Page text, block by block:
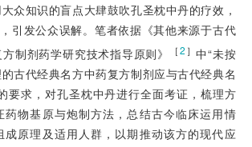
众知识的盲点大肆鼓吹孔圣枕中丹的疗效，
引发公众误解。笔者依据《其他来源于古代
制剂药学研究技术指导原则》
［2 ］中“未按
古代经典名方中药复方制剂应与古代经典名
要求，对孔圣枕中丹进行全面考证，梳理方
药物基原与炮制方法，总结古今临床运用情
成原理及适用人群，以期推动该方的现代应